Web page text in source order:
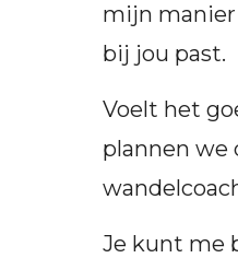
mijn
bij jou past.
Voelt het
plannen we
Je kunt me